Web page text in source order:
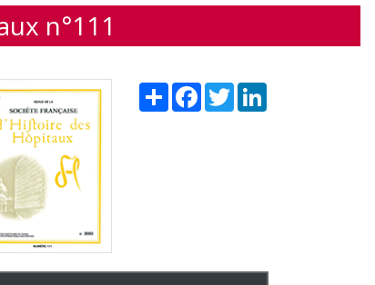
n°111
Share FacebookTwitter